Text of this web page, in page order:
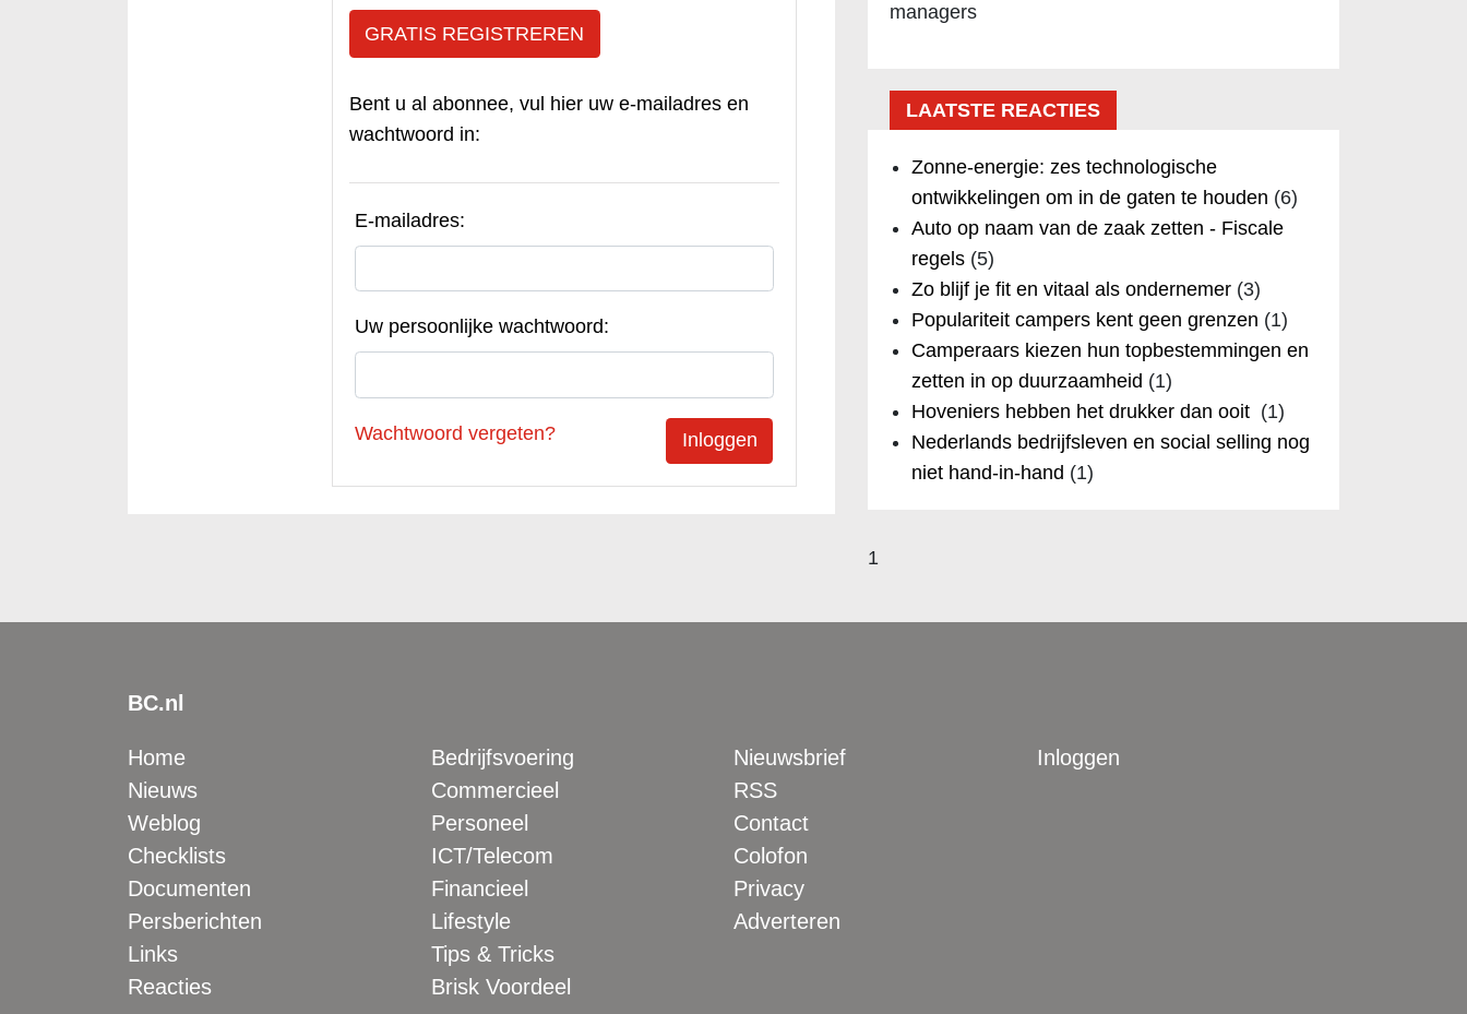
GRATIS REGISTREREN
Bent u al abonnee, vul hier uw e-mailadres en
wachtwoord in:
E-mailadres:
Uw persoonlijke wachtwoord:
Wachtwoord vergeten?
managers
LAATSTE REACTIES
Zonne-energie: zes technologische
ontwikkelingen om in de gaten te houden (6)
Auto op naam van de zaak zetten - Fiscale
regels(5)
Zo blijf je fit en vitaal als ondernemer(3)
Populariteit campers kent geen grenzen (1)
Camperaars kiezen hun topbestemmingen en
zetten in op duurzaamheid (1)
Hoveniers hebben het drukker dan ooit (1)
Nederlands bedrijfsleven en social selling nog
niet hand-in-hand (1)
1
BC.nl
Home
Nieuws
Weblog
Checklists
Documenten
Persberichten
Links
Reacties
Bedrijfsvoering
Commercieel
Personeel
ICT/Telecom
Financieel
Lifestyle
Tips & Tricks
Brisk Voordeel
Nieuwsbrief
RSS
Contact
Colofon
Privacy
Adverteren
Inloggen